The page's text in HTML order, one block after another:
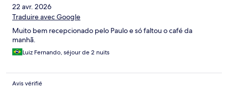
22 avr. 2026
Traduire avec Google
Muito bem recepcionado pelo Paulo e só faltou o café da
manhã.
Luiz Fernando, séjour de 2 nuits
Avis vérifié